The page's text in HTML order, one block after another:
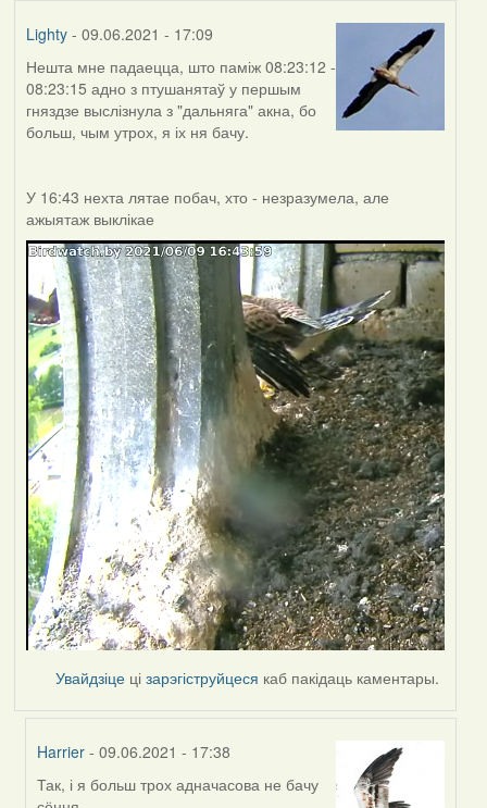
Lighty- 09.06.2021 - 17:09
Нешта мне падаецца, што паміж 08:23:12 -
08:23:15 адно з птушанятаў у першым
гняздзе выслізнула з "дальняга" акна, бо
больш, чым утрох, я іх ня бачу.
У 16:43 нехта лятае побач, хто - незразумела, але
ажыятаж выклікае
Увайдзіце цізарэгіструйцеся каб пакідаць каментары.
Harrier - 09.06.2021 - 17:38
In
Так, і я больш трох адначасова не бачу